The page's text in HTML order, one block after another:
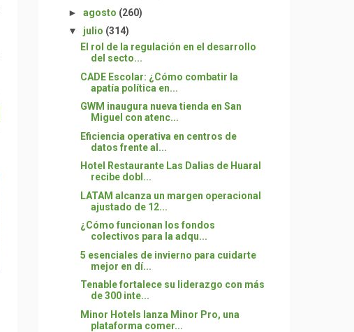
► agosto (260)
▼ julio (314)
El rol de la regulación en el desarrollo
del secto...
CADE Escolar: ¿Cómo combatir la
apatía política en...
GWM inaugura nueva tienda en San
Miguel con atenc...
Eficiencia operativa en centros de
datos frente al...
Hotel Restaurante Las Dalias de Huaral
recibe dobl...
LATAM alcanza un margen operacional
ajustado de 12...
¿Cómo funcionan los fondos
colectivos para la adqu...
5 esenciales de invierno para cuidarte
mejor en dí...
Tenable fortalece su liderazgo con más
de 300 inte...
Minor Hotels lanza Minor Pro, una
plataforma comer...